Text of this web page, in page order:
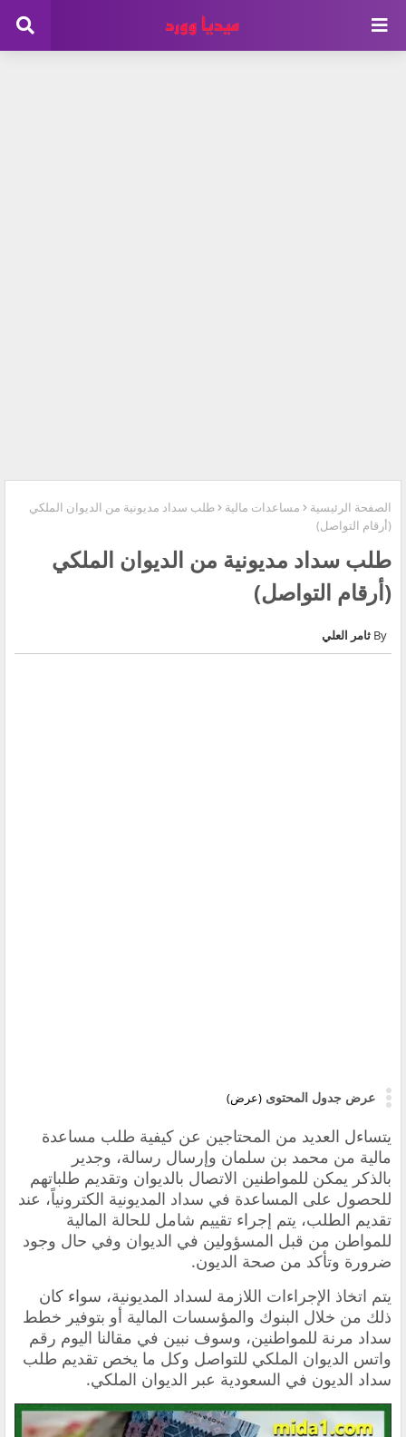
الصفحة الرئيسية مساعدات مالية
طلب سداد مديونية من الديوان الملكي
(أرقام التواصل)
طلب سداد مديونية من الديوان الملكي
(أرقام التواصل)
ثامر العلي
عرض جدول المحتوى (عرض)
يتساءل العديد من المحتاجين عن كيفية طلب مساعدة
مالية من محمد بن سلمان وإرسال رسالة، وجدير
بالذكر يمكن للمواطنين الاتصال بالديوان وتقديم طلباتهم
للحصول على المساعدة في سداد المديونية الكترونياً، عند
تقديم الطلب، يتم إجراء تقييم شامل للحالة المالية
للمواطن من قبل المسؤولين في الديوان وفي حال وجود
ضرورة وتأكد من صحة الديون.
يتم اتخاذ الإجراءات اللازمة لسداد المديونية، سواء كان
ذلك من خلال البنوك والمؤسسات المالية أو بتوفير خطط
سداد مرنة للمواطنين، وسوف نبين في مقالنا اليوم رقم
واتس الديوان الملكي للتواصل وكل ما يخص تقديم طلب
سداد الديون في السعودية عبر الديوان الملكي.